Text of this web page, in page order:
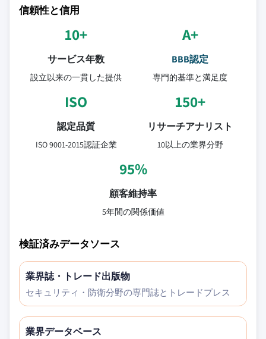
信頼性と信用
10+
サービス年数
設立以来の一貫した提供
A+
BBB認定
専門的基準と満足度
ISO
認定品質
ISO 9001-2015認証企業
150+
リサーチアナリスト
10以上の業界分野
95%
顧客維持率
5年間の関係価値
検証済みデータソース
業界誌・トレード出版物
セキュリティ・防衛分野の専門誌とトレードプレス
業界データベース